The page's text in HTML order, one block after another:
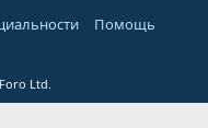
Помощь
Ltd.